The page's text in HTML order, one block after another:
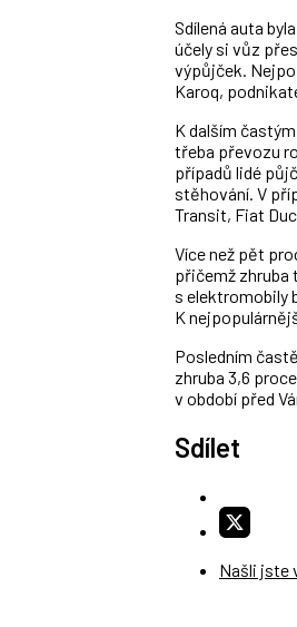
Sdílená auta
účely si vůz
výpůjček.
Karoq,
K dalším
třeba převozu
případů lidé
stěhování. V
Transit, Fiat
Více než pět
přičemž
s elektromobily
K
Posledním
zhruba 3,6
v období před
Sdílet
Našli jste